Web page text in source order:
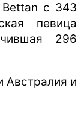
Bettan с 343
певица
296
Австралия и